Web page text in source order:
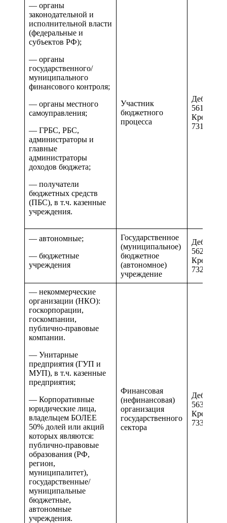
— органы
законодательной и
исполнительной власти
(федеральные и
субъектов РФ);
— органы
государственного/
муниципального
финансового контроля;
— органы местного
самоуправления;
— ГРБС, РБС,
администраторы и
главные
администраторы
доходов бюджета;
— получатели
бюджетных средств
(ПБС), в т.ч. казенные
учреждения.
Участник
бюджетного
процесса
561 и 661
731 и 831
— автономные;
— бюджетные
учреждения
Государственное
(муниципальное)
бюджетное
(автономное)
учреждение
562 и 662
732 и 832
— некоммерческие
организации (НКО):
госкорпорации,
госкомпании,
публично-правовые
компании.
— Унитарные
предприятия (ГУП и
МУП), в т.ч. казенные
предприятия;
— Корпоративные
юридические лица,
владельцем БОЛЕЕ
50% долей или акций
которых являются:
публично-правовые
образования (РФ,
регион,
муниципалитет),
государственные/
муниципальные
бюджетные,
автономные
учреждения.
Финансовая
(нефинансовая)
организация
государственного
сектора
563 и 663
733 и 833